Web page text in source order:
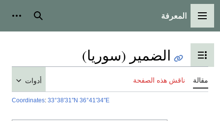
القائمة الرئيسية
المعرفة بحث
تبديل عرض جدول المحتويات
الضمير (سوريا)
مقالة ناقش هذه الصفحة أدوات
Coordinates: 33°38′31″N 36°41′34″E